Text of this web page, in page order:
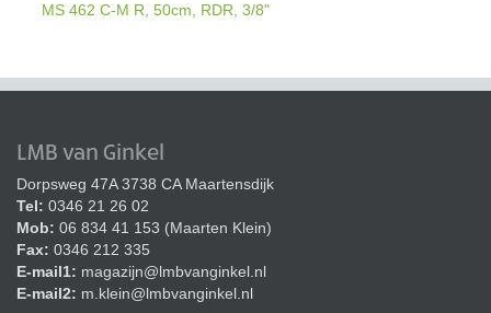
MS 462 C-M R, 50cm, RDR, 3/8"
LMB van Ginkel
Dorpsweg 47A 3738 CA Maartensdijk
Tel: 0346 21 26 02
Mob: 06 834 41 153 (Maarten Klein)
Fax: 0346 212 335
E-mail1: magazijn@lmbvanginkel.nl
E-mail2: m.klein@lmbvanginkel.nl